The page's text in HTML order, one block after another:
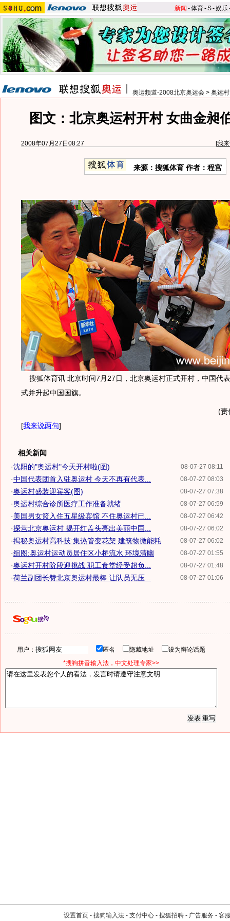
新闻 -体育-S-娱乐
奥运频道-2008北京奥运会 > 奥运村
图文：北京奥运村开村 女曲金昶
2008年07月27日08:27 [我
来源：搜狐体育 作者：程宫
搜狐体育讯 北京时间7月27日，北京奥运村正式开村，中国代
式并升起中国国旗。
(责
[我来说两句]
相关新闻
08-07-27 08:11
·沈阳的"奥运村"今天开村啦(图)
08-07-27 08:03
·中国代表团首入驻奥运村 今天不再有代表...
08-07-27 07:38
·奥运村盛装迎宾客(图)
08-07-27 06:59
·奥运村综合诊所医疗工作准备就绪
08-07-27 06:42
·美国男女篮入住五星级宾馆 不住奥运村已...
08-07-27 06:02
·探营北京奥运村 揭开红盖头亮出美丽中国...
08-07-27 06:02
·揭秘奥运村高科技:集热管变花架 建筑物微能耗
08-07-27 01:55
·组图:奥运村运动员居住区小桥流水 环境清幽
08-07-27 01:48
·奥运村开村阶段迎挑战 职工食堂经受超负...
08-07-27 01:06
·荷兰副团长赞北京奥运村最棒 让队员无压...
用户： 匿名 隐藏地址
设为辩论话题
*搜狗拼音输入法，中文处理专家>>
设置首页 - 搜狗输入法 - 支付中心 - 搜狐招聘 - 广告服务 - 客